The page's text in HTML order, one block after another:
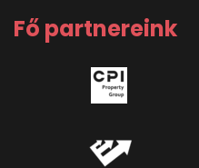
Fő partnereink